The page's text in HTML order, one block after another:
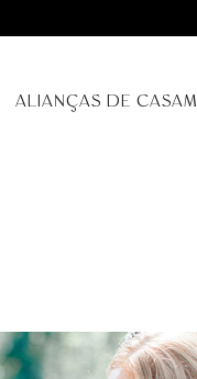
ALIANÇAS DE